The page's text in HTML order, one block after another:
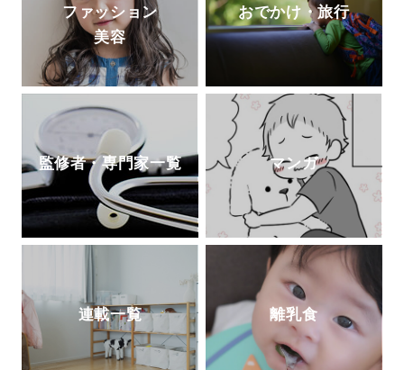
ファッション
美容
おでかけ・旅行
監修者・専門家一覧 マンガ
連載一覧 離乳食